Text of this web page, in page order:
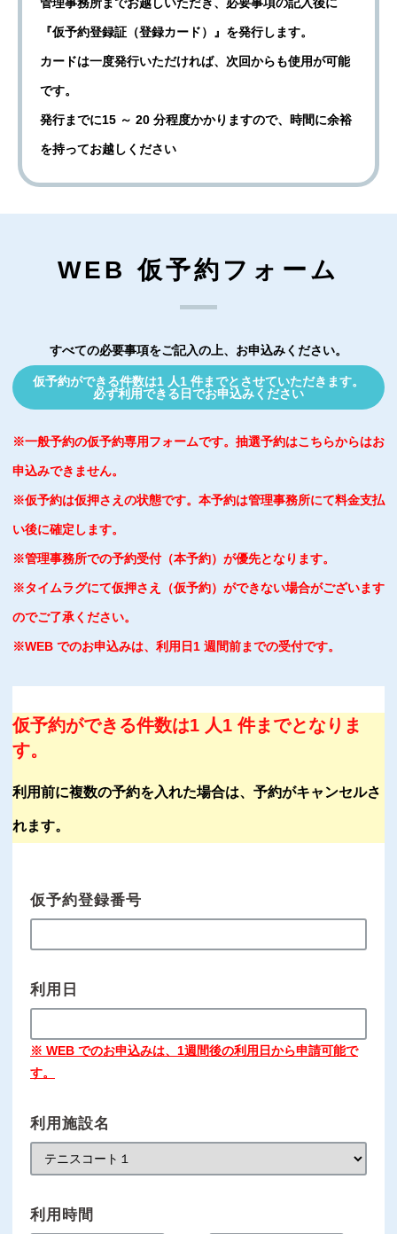
管理事務所までお越しいただき、必要事項の記入後に
『仮予約登録証（登録カード）』を発行します。
カードは一度発行いただければ、次回からも使用が可能
です。
発行までに15 ～ 20 分程度かかりますので、時間に余裕
を持ってお越しください
WEB 仮予約フォーム
すべての必要事項をご記入の上、お申込みください。
仮予約ができる件数は1 人1 件までとさせていただきます。
必ず利用できる日でお申込みください
※一般予約の仮予約専用フォームです。抽選予約はこちらからはお
申込みできません。
※仮予約は仮押さえの状態です。本予約は管理事務所にて料金支払
い後に確定します。
※管理事務所での予約受付（本予約）が優先となります。
※タイムラグにて仮押さえ（仮予約）ができない場合がございます
のでご了承ください。
※WEB でのお申込みは、利用日1 週間前までの受付です。
仮予約ができる件数は1 人1 件までとなりま
す。
利用前に複数の予約を入れた場合は、予約がキャンセルさ
れます。
仮予約登録番号
利用日
※ WEB でのお申込みは、1週間後の利用日から申請可能で
す。
利用施設名
利用時間